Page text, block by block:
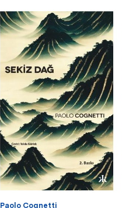
Paolo Cognetti